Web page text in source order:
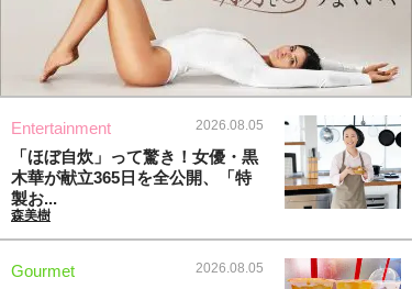
Entertainment 2026.08.05
「ほぼ自炊」って驚き！女優・黒
木華が献立365日を全公開、「特
製お...
森美樹
Gourmet 2026.08.05